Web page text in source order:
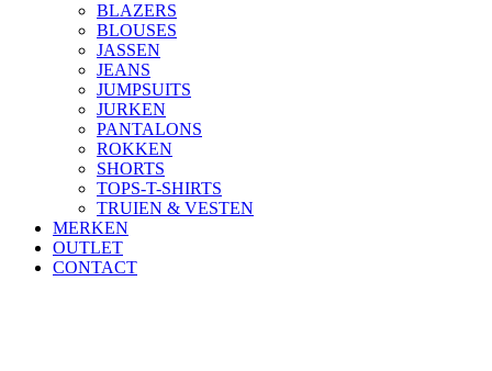
BLAZERS
BLOUSES
JASSEN
JEANS
JUMPSUITS
JURKEN
PANTALONS
ROKKEN
SHORTS
TOPS-T-SHIRTS
TRUIEN & VESTEN
MERKEN
OUTLET
CONTACT